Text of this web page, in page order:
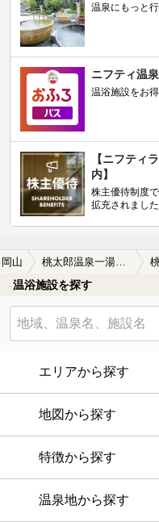
温泉にもっと
ニフティ温
温浴施設をお
【ニフティ
内】
株主優待制度
拡充されました
岡山
温浴施設を探す
エリアから探す
地図から探す
特徴から探す
温泉地から探す